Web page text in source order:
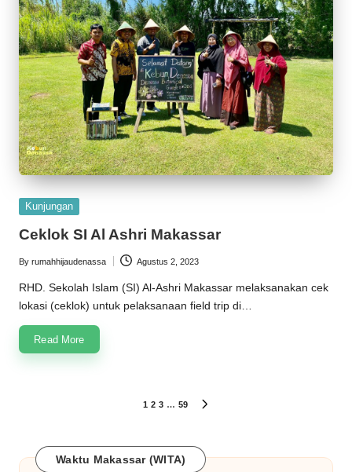
Posted
Kunjungan
Ceklok SI Al Ashri Makassar
Posted
by
By rumahhijaudenassa Agustus 2, 2023
RHD. Sekolah Islam (SI) Al-Ashri Makassar melaksanakan cek
lokasi (ceklok) untuk pelaksanaan field trip di…
Read More
1 2 3 … 59
Waktu Makassar (WITA)